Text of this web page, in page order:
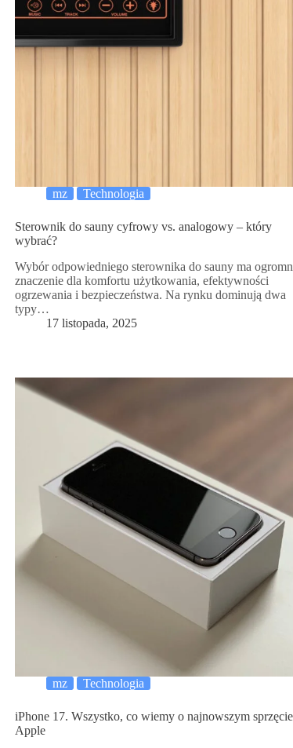
mz Technologia
Sterownik do sauny cyfrowy vs. analogowy – który
wybrać?
Wybór odpowiedniego sterownika do sauny ma
znaczenie dla komfortu użytkowania, efektywności
ogrzewania i bezpieczeństwa. Na rynku dominują dwa
typy…
17 listopada, 2025
mz Technologia
iPhone 17. Wszystko, co wiemy o najnowszym
Apple